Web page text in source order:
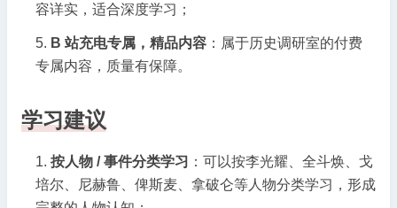
容详实，适合深度学习；
B 站充电专属，精品内容 ：属于历史调研室的付费
专属内容，质量有保障。
学习建议
按人物 / 事件分类学习 ：可以按李光耀、全斗焕、戈
培尔、尼赫鲁、俾斯麦、拿破仑等人物分类学习，形成